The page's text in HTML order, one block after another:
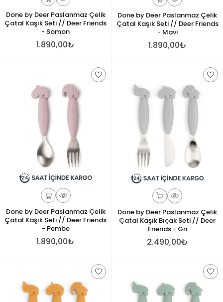
Done by Deer Paslanmaz Çelik
Çatal Kaşık Seti // Deer Friends
- Somon
1.890,00₺
Done by Deer Paslanmaz Çelik
Çatal Kaşık Seti // Deer Friends
- Mavi
1.890,00₺
Done by Deer Paslanmaz Çelik
Çatal Kaşık Seti // Deer Friends
- Pembe
1.890,00₺
Done by Deer Paslanmaz Çelik
Çatal Kaşık Bıçak Seti // Deer
Friends - Gri
2.490,00₺